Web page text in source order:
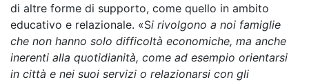
di altre forme di supporto, come quello in ambito
educativo e relazionale. «Si rivolgono a noi famiglie
che non hanno solo difficoltà economiche, ma anche
inerenti alla quotidianità, come ad esempio orientarsi
in città e nei suoi servizi o relazionarsi con gli